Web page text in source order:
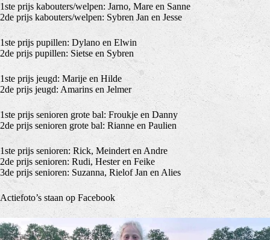
1ste prijs kabouters/welpen: Jarno, Mare en Sanne
2de prijs kabouters/welpen: Sybren Jan en Jesse
1ste prijs pupillen: Dylano en Elwin
2de prijs pupillen: Sietse en Sybren
1ste prijs jeugd: Marije en Hilde
2de prijs jeugd: Amarins en Jelmer
1ste prijs senioren grote bal: Froukje en Danny
2de prijs senioren grote bal: Rianne en Paulien
1ste prijs senioren: Rick, Meindert en Andre
2de prijs senioren: Rudi, Hester en Feike
3de prijs senioren: Suzanna, Rielof Jan en Alies
Actiefoto’s staan op Facebook